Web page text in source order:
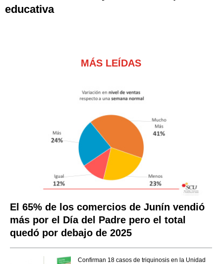
educativa
MÁS LEÍDAS
El 65% de los comercios de Junín vendió
más por el Día del Padre pero el total
quedó por debajo de 2025
Confirman 18 casos de triquinosis en la Unidad